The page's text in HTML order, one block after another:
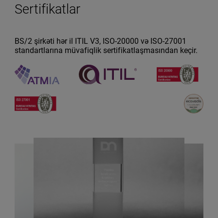
Sertifikatlar
BS/2 şirkəti hər il ITIL V3, ISO-20000 və ISO-27001
standartlarına müvafiqlik sertifikatlaşmasından keçir.